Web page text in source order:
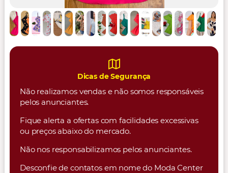
Dicas de Segurança
Não realizamos vendas e não somos responsáveis
pelos anunciantes.
Fique alerta a ofertas com facilidades excessivas
ou preços abaixo do mercado.
Não nos responsabilizamos pelos anunciantes.
Desconfie de contatos em nome do Moda Center